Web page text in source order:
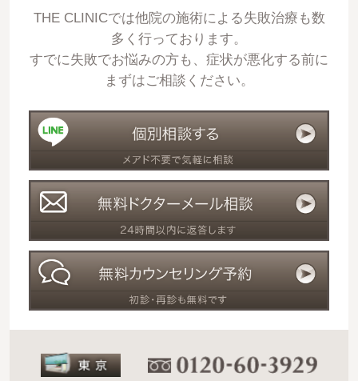
THE CLINICでは他院の施術による失敗治療も数
多く行っております。
すでに失敗でお悩みの方も、症状が悪化する前に
まずはご相談ください。